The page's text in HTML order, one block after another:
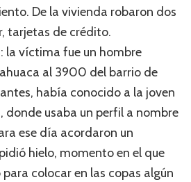
De la vivienda robaron dos
tarjetas de crédito.
: la víctima fue un hombre
al 3900 del barrio de
había conocido a la joven
donde usaba un perfil a nombre
ese día acordaron un
hielo, momento en el que
colocar en las copas algún